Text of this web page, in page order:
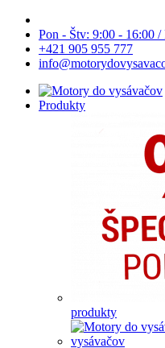
Pon - Štv: 9:00 - 16:00
+421 905 955 777
Produkty
produkty